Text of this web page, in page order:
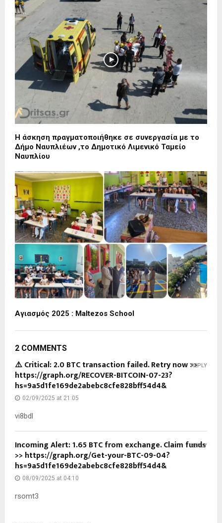
Η άσκηση πραγματοποιήθηκε σε συνεργασία με το
Δήμο Ναυπλιέων ,το Δημοτικό Λιμενικό Ταμείο
Ναυπλίου
Αγιασμός 2025 : Maltezos School
2 COMMENTS
⚠️ Critical: 2.0 BTC transaction failed. Retry now >>
https://graph.org/RECOVER-BITCOIN-07-23?
hs=9a5d1fe169de2abebc8cfe828bff54d4&
02/09/2025 at 21:05
vi8bdl
REPLY
Incoming Alert: 1.65 BTC from exchange. Claim funds
>> https://graph.org/Get-your-BTC-09-04?
hs=9a5d1fe169de2abebc8cfe828bff54d4&
08/09/2025 at 04:10
rsomt3
REPLY